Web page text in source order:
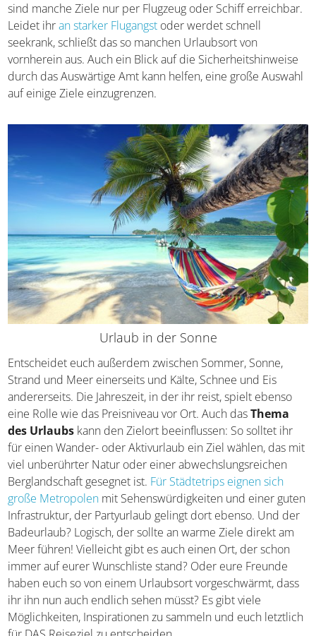
unwahrscheinlich. Auch sind manche Ziele nur per
Flugzeug oder Schiff erreichbar. Leidet ihran
starker Flugangstoder werdet schnell seekrank, schließt
das so manchen Urlaubsort von vornherein aus. Auch ein
Blick auf die Sicherheitshinweise durch das Auswärtige
Amt kann helfen, eine große Auswahl auf einige Ziele
Urlaub in der Sonne
Entscheidet euch außerdem zwischen Sommer, Sonne,
Strand und Meer einerseits und Kälte, Schnee und Eis
andererseits. Die Jahreszeit, in der ihr reist, spielt ebenso
eine Rolle wie das Preisniveau vor Ort. Auch das
Thema
des Urlaubs
kann den Zielort beeinflussen: So solltet ihr
für einen Wander- oder Aktivurlaub ein Ziel wählen, das
mit viel unberührter Natur oder einer
abwechslungsreichen Berglandschaft gesegnet ist.
Städtetrips eignen sich große Metropolen
mit
Sehenswürdigkeiten und einer guten Infrastruktur, der
Partyurlaub gelingt dort ebenso. Und der Badeurlaub?
Logisch, der sollte an warme Ziele direkt am Meer führen!
Vielleicht gibt es auch einen Ort, der schon immer auf
eurer Wunschliste stand? Oder eure Freunde haben euch
so von einem Urlaubsort vorgeschwärmt, dass ihr ihn nun
auch endlich sehen müsst? Es gibt viele Möglichkeiten,